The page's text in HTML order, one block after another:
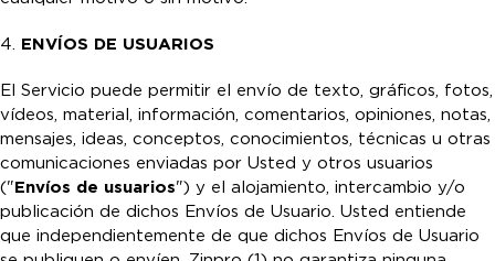
4. ENVÍOS DE USUARIOS
El Servicio puede permitir el envío de texto, gráficos, fotos,
vídeos, material, información, comentarios, opiniones, notas,
mensajes, ideas, conceptos, conocimientos, técnicas u otras
comunicaciones enviadas por Usted y otros usuarios
("Envíos de usuarios") y el alojamiento, intercambio y/o
publicación de dichos Envíos de Usuario. Usted entiende
que independientemente de que dichos Envíos de Usuario